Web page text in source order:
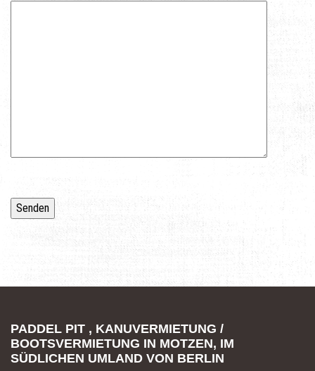
PADDEL PIT , KANUVERMIETUNG /
BOOTSVERMIETUNG IN MOTZEN, IM
SÜDLICHEN UMLAND VON BERLIN